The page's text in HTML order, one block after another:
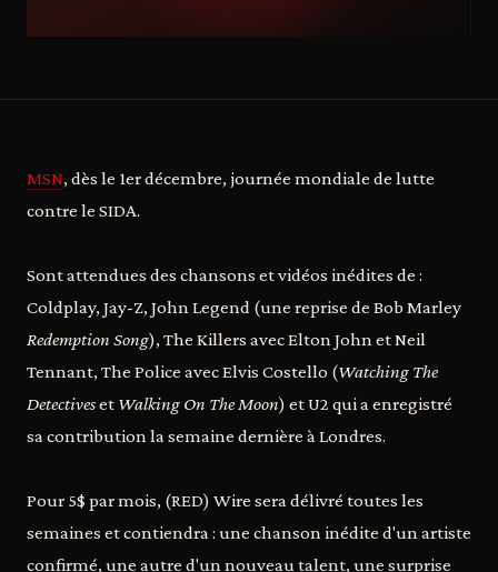
MSN, dès le 1er décembre, journée mondiale de lutte
contre le SIDA.
Sont attendues des chansons et vidéos inédites de :
Coldplay, Jay-Z, John Legend (une reprise de Bob Marley
Redemption Song), The Killers avec Elton John et Neil
Tennant, The Police avec Elvis Costello (Watching The
Detectiveset Walking On The Moon) et U2 qui a enregistré
sa contribution la semaine dernière à Londres.
Pour 5$ par mois, (RED) Wire sera délivré toutes les
semaines et contiendra : une chanson inédite d'un artiste
confirmé, une autre d'un nouveau talent, une surprise